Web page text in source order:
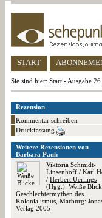
START
Sie sind hier: Start - Ausgabe
Rezension
Kommentar schreiben
Druckfassung
Weitere Rezensionen von
Barbara Paul:
Viktoria Schmidt-
Linsenhoff / Karl
/ Herbert Uerlings
(Hgg.): Weiße
Geschlechtermythen des
Kolonialismus, Marburg:
Verlag 2005